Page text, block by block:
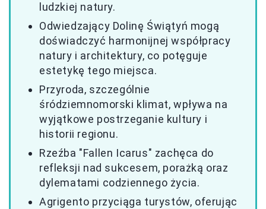
ludzkiej natury.
Odwiedzający Dolinę Świątyń mogą
doświadczyć harmonijnej współpracy
natury i architektury, co potęguje
estetykę tego miejsca.
Przyroda, szczególnie
śródziemnomorski klimat, wpływa na
wyjątkowe postrzeganie kultury i
historii regionu.
Rzeźba "Fallen Icarus" zachęca do
refleksji nad sukcesem, porażką oraz
dylematami codziennego życia.
Agrigento przyciąga turystów, oferując